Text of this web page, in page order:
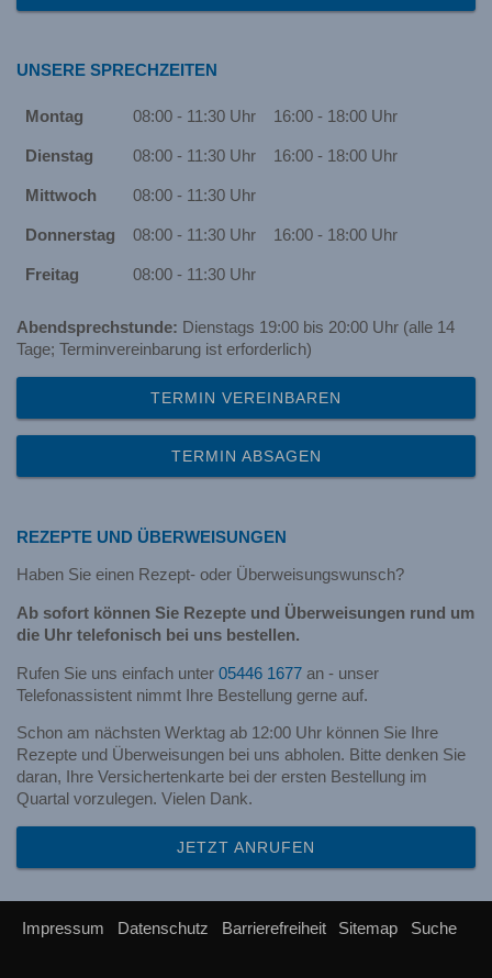
UNSERE SPRECHZEITEN
Montag 08:00 - 11:30 Uhr 16:00 - 18:00 Uhr
Dienstag 08:00 - 11:30 Uhr 16:00 - 18:00 Uhr
Mittwoch 08:00 - 11:30 Uhr
Donnerstag 08:00 - 11:30 Uhr 16:00 - 18:00 Uhr
Freitag 08:00 - 11:30 Uhr
Abendsprechstunde: Dienstags 19:00 bis 20:00 Uhr (alle 14
Tage; Terminvereinbarung ist erforderlich)
TERMIN VEREINBAREN
TERMIN ABSAGEN
REZEPTE UND ÜBERWEISUNGEN
Haben Sie einen Rezept- oder Überweisungswunsch?
Ab sofort können Sie Rezepte und Überweisungen rund um
die Uhr telefonisch bei uns bestellen.
Rufen Sie uns einfach unter 05446 1677 an - unser
Telefonassistent nimmt Ihre Bestellung gerne auf.
Schon am nächsten Werktag ab 12:00 Uhr können Sie Ihre
Rezepte und Überweisungen bei uns abholen. Bitte denken Sie
daran, Ihre Versichertenkarte bei der ersten Bestellung im
Quartal vorzulegen. Vielen Dank.
JETZT ANRUFEN
Impressum Datenschutz Barrierefreiheit Sitemap Suche